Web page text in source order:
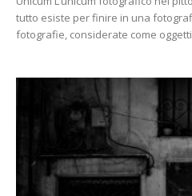
tutto esiste per finire in una
fotografie, considerate come